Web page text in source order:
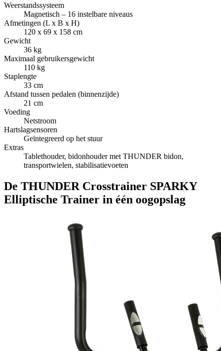
Weerstandssysteem
Magnetisch – 16 instelbare niveaus
Afmetingen (L x B x H)
120 x 69 x 158 cm
Gewicht
36 kg
Maximaal gebruikersgewicht
110 kg
Staplengte
33 cm
Afstand tussen pedalen (binnenzijde)
21 cm
Voeding
Netstroom
Hartslagsensoren
Geïntegreerd op het stuur
Extras
Tablethouder, bidonhouder met THUNDER bidon,
transportwielen, stabilisatievoeten
De THUNDER Crosstrainer SPARKY
Elliptische Trainer in één oogopslag